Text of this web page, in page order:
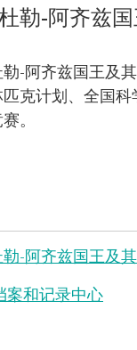
勒-阿齐兹
勒-阿齐兹国王及
匹克计划、全国
。
勒-阿齐兹国王及
案和记录中心